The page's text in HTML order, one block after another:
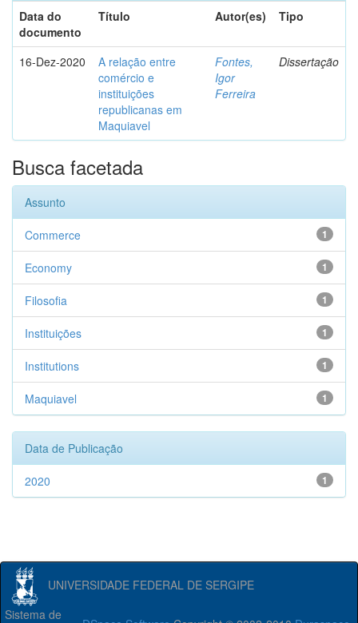
Data do
documento
Título Autor(es) Tipo
16-Dez-2020
A relação entre
comércio e
instituições
republicanas em
Maquiavel
Fontes,
Igor
Ferreira
Dissertação
Busca facetada
Assunto
1
Commerce
1
Economy
1
Filosofia
1
Instituições
1
Institutions
1
Maquiavel
Data de Publicação
1
2020
UNIVERSIDADE FEDERAL DE SERGIPE
Sistema de